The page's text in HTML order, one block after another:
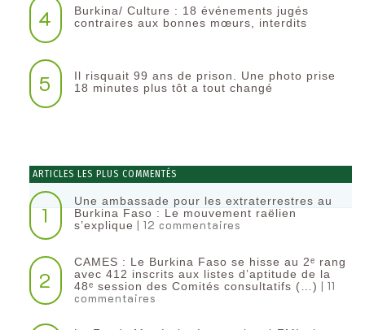
4
Burkina/ Culture : 18 événements jugés
contraires aux bonnes mœurs, interdits
5
Il risquait 99 ans de prison. Une photo prise
18 minutes plus tôt a tout changé
ARTICLES LES PLUS COMMENTÉS
1
Une ambassade pour les extraterrestres au
Burkina Faso : Le mouvement raëlien
s’explique | 12 commentaires
2
CAMES : Le Burkina Faso se hisse au 2ᵉ rang
avec 412 inscrits aux listes d’aptitude de la
48ᵉ session des Comités consultatifs (…) | 11
commentaires